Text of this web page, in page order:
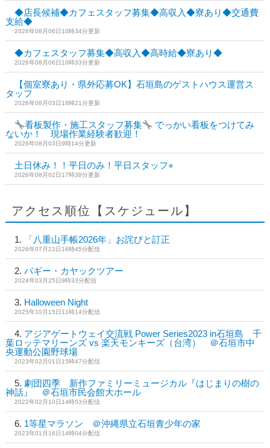
◆店長候補◆カフェスタッフ募集◆高収入◆寮あり◆交通費
支給◆
2026年08月06日10時34分更新
◆カフェスタッフ募集◆高収入◆高時給◆寮あり◆
2026年08月06日10時33分更新
【個室寮あり・県外応募OK】石垣島のゲストハウス運営ス
タッフ
2026年08月03日18時21分更新
看板製作・施工スタッフ募集
でっかい看板をつけてみ
ないか！ 現場作業経験者歓迎！
2026年08月03日9時14分更新
土日休み！！平日のみ！平日スタッフ⭐︎
2026年08月02日17時38分更新
アクセス順位【スケジュール】
「八重山手帳2026年」お詫びと訂正
2026年07月23日16時45分配信
バギー・カヤックツアー
2024年03月25日9時33分配信
Halloween Night
2025年10月15日11時14分配信
アジアゲートウェイ交流戦 Power Series2023 in石垣島 千
葉ロッテマリーンズ vs 楽天モンキーズ（台湾） ＠石垣市中
央運動公園野球場
2023年02月01日15時47分配信
劇団四季 新作ファミリーミュージカル『はじまりの樹の
神話』 ＠石垣市民会館大ホール
2022年02月10日14時53分配信
1等星マラソン ＠沖縄県立石垣青少年の家
2023年01月16日14時04分配信